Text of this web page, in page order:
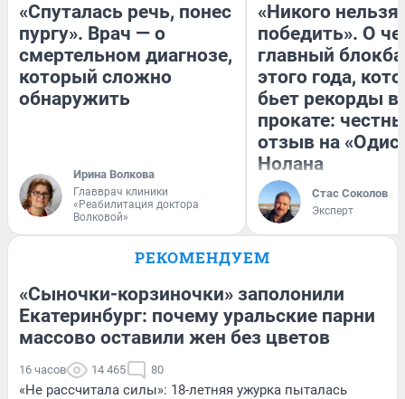
«Спуталась речь, понес
пургу». Врач — о
смертельном диагнозе,
который сложно
обнаружить
Ирина Волкова
Главврач клиники
«Реабилитация доктора
Волковой»
«Никого нельзя
победить». О
главный
этого года,
бьет рекорды в
прокате:
отзыв на
Нолана
Стас Соколов
Эксперт
РЕКОМЕНДУЕМ
«Сыночки-корзиночки» заполонили
Екатеринбург: почему уральские парни
массово оставили жен без цветов
16 часов 14 465 80
«Не рассчитала силы»: 18-летняя ужурка пыталась